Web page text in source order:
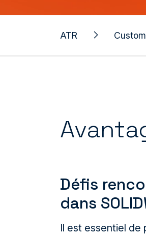
ATR
Défis
dans
Il est essentiel de